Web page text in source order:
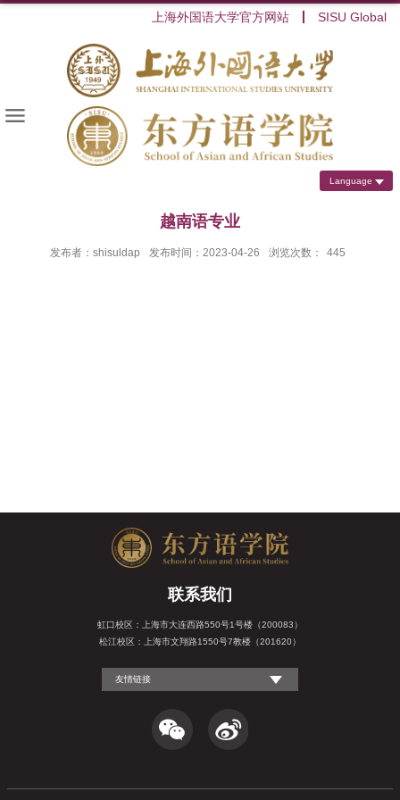
上海外国语大学官方网站 SISU Global
Language
越南语专业
发布者：shisuldap 发布时间：2023-04-26 浏览次数： 445
联系我们
虹口校区：上海市大连西路550号1号楼（200083）
松江校区：上海市文翔路1550号7教楼（201620）
友情链接